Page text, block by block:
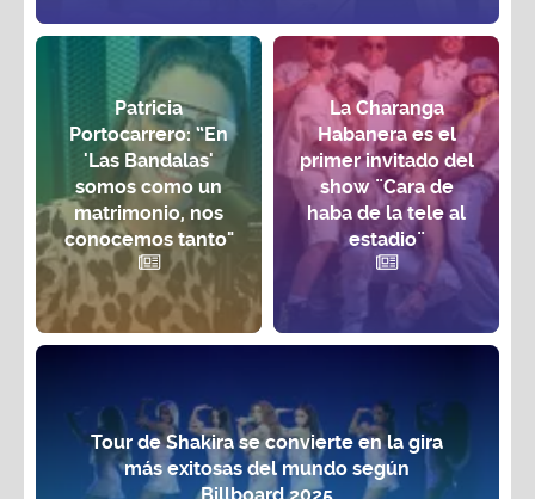
Patricia
Portocarrero: “En
'Las Bandalas'
somos como un
matrimonio, nos
conocemos tanto"
La Charanga
Habanera es el
primer invitado del
show ¨Cara de
haba de la tele al
estadio¨
Tour de Shakira se convierte en la gira
más exitosas del mundo según
Billboard 2025